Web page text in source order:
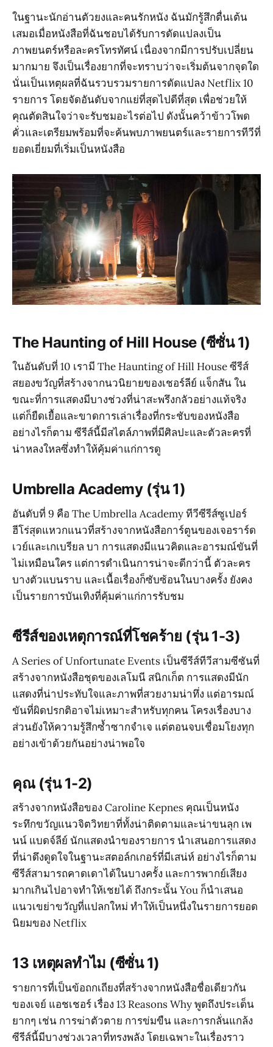
ในฐานะนักอ่านตัวยงและคนรักหนัง ฉันมักรู้สึกตื่นเต้น
เสมอเมื่อหนังสือที่ฉันชอบได้รับการดัดแปลงเป็น
ภาพยนตร์หรือละครโทรทัศน์ เนื่องจากมีการปรับเปลี่ยน
มากมาย จึงเป็นเรื่องยากที่จะทราบว่าจะเริ่มต้นจากจุดใด
นั่นเป็นเหตุผลที่ฉันรวบรวมรายการดัดแปลง Netflix 10
รายการ โดยจัดอันดับจากแย่ที่สุดไปดีที่สุด เพื่อช่วยให้
คุณตัดสินใจว่าจะรับชมอะไรต่อไป ดังนั้นคว้าข้าวโพด
คั่วและเตรียมพร้อมที่จะค้นพบภาพยนตร์และรายการทีวีที่
ยอดเยี่ยมที่เริ่มเป็นหนังสือ
The Haunting of Hill House (ซีซั่น 1)
ในอันดับที่ 10 เรามี The Haunting of Hill House ซีรีส์
สยองขวัญที่สร้างจากนวนิยายของเชอร์ลีย์ แจ็กสัน ใน
ขณะที่การแสดงมีบางช่วงที่น่าสะพรึงกลัวอย่างแท้จริง
แต่ก็ยืดเยื้อและขาดการเล่าเรื่องที่กระชับของหนังสือ
อย่างไรก็ตาม ซีรีส์นี้มีสไตล์ภาพที่มีศิลปะและตัวละครที่
น่าหลงใหลซึ่งทำให้คุ้มค่าแก่การดู
Umbrella Academy (รุ่น 1)
อันดับที่ 9 คือ The Umbrella Academy ทีวีซีรีส์ซูเปอร์
ฮีโร่สุดแหวกแนวที่สร้างจากหนังสือการ์ตูนของเจอราร์ด
เวย์และเกเบรียล บา การแสดงมีแนวคิดและอารมณ์ขันที่
ไม่เหมือนใคร แต่การดำเนินการน่าจะดีกว่านี้ ตัวละคร
บางตัวแบนราบ และเนื้อเรื่องก็ซับซ้อนในบางครั้ง ยังคง
เป็นรายการบันเทิงที่คุ้มค่าแก่การรับชม
ซีรีส์ของเหตุการณ์ที่โชคร้าย (รุ่น 1-3)
A Series of Unfortunate Events เป็นซีรีส์ทีวีสามซีซันที่
สร้างจากหนังสือชุดของเลโมนี สนิกเก็ต การแสดงมีนัก
แสดงที่น่าประทับใจและภาพที่สวยงามน่าทึ่ง แต่อารมณ์
ขันที่ผิดปรกติอาจไม่เหมาะสำหรับทุกคน โครงเรื่องบาง
ส่วนยังให้ความรู้สึกซ้ำซากจำเจ แต่ตอนจบเชื่อมโยงทุก
อย่างเข้าด้วยกันอย่างน่าพอใจ
คุณ (รุ่น 1-2)
สร้างจากหนังสือของ Caroline Kepnes คุณเป็นหนัง
ระทึกขวัญแนวจิตวิทยาที่ทั้งน่าติดตามและน่าขนลุก เพ
นน์ แบดจ์ลีย์ นักแสดงนำของรายการ นำเสนอการแสดง
ที่น่าดึงดูดใจในฐานะสตอล์กเกอร์ที่มีเสน่ห์ อย่างไรก็ตาม
ซีรีส์สามารถคาดเดาได้ในบางครั้ง และการพากย์เสียง
มากเกินไปอาจทำให้เชยได้ ถึงกระนั้น You ก็นำเสนอ
แนวเขย่าขวัญที่แปลกใหม่ ทำให้เป็นหนึ่งในรายการยอด
นิยมของ Netflix
13 เหตุผลทำไม (ซีซั่น 1)
รายการที่เป็นข้อถกเถียงที่สร้างจากหนังสือชื่อเดียวกัน
ของเจย์ แอชเชอร์ เรื่อง 13 Reasons Why พูดถึงประเด็น
ยากๆ เช่น การฆ่าตัวตาย การข่มขืน และการกลั่นแกล้ง
ซีรีส์นี้มีบางช่วงเวลาที่ทรงพลัง โดยเฉพาะในเรื่องราว